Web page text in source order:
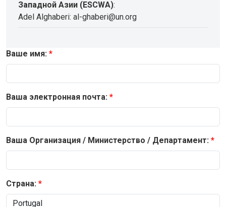
Западной Азии (ESCWA):
Adel Alghaberi: al-ghaberi@un.org
Ваше имя:
Ваша электронная почта:
Ваша Организация / Министерство / Департамент:
Страна: